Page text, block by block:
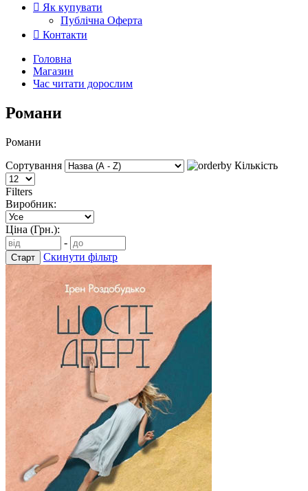
Як купувати
Публічна Оферта
Контакти
Головна
Магазин
Час читати дорослим
Романи
Романи
Сортування
Кількість
Filters
Виробник:
Ціна (Грн.):
-
Скинути фільтр